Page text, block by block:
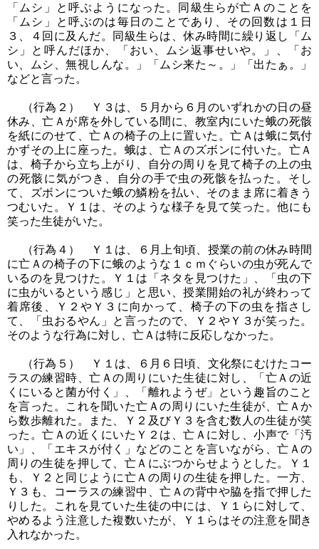
「ムシ」と呼ぶようになった。同級生らが亡Ａのことを
「ムシ」と呼ぶのは毎日のことであり、その回数は１日
３、４回に及んだ。同級生らは、休み時間に繰り返し「ム
シ」と呼んだほか、「おい、ムシ返事せいや。」、「お
い、ムシ、無視しんな。」「ムシ来た～。」「出たぁ。」
などと言った。
（行為２） Ｙ３は、５月から６月のいずれかの日の昼
休み、亡Ａが席を外している間に、教室内にいた蛾の死骸
を紙にのせて、亡Ａの椅子の上に置いた。亡Ａは蛾に気付
かずその上に座った。蛾は、亡Ａのズボンに付いた。亡Ａ
は、椅子から立ち上がり、自分の周りを見て椅子の上の虫
の死骸に気がつき、自分の手で虫の死骸を払った。そし
て、ズボンについた蛾の鱗粉を払い、そのまま席に着きう
つむいた。Ｙ１は、そのような様子を見て笑った。他にも
笑った生徒がいた。
（行為４） Ｙ１は、６月上旬頃、授業の前の休み時間
に亡Ａの椅子の下に蛾のような１ｃｍぐらいの虫が死んで
いるのを見つけた。Ｙ１は「ネタを見つけた」、「虫の下
に虫がいるという感じ」と思い、授業開始の礼が終わって
着席後、Ｙ２やＹ３に向かって、椅子の下の虫を指さし
て、「虫おるやん」と言ったので、Ｙ２やＹ３が笑った。
そのような行為に対し、亡Ａは特に反応しなかった。
（行為５） Ｙ１は、６月６日頃、文化祭にむけたコー
ラスの練習時、亡Ａの周りにいた生徒に対し、「亡Ａの近
くにいると菌が付く」、「離れようぜ」という趣旨のこと
を言った。これを聞いた亡Ａの周りにいた生徒が、亡Ａか
ら数歩離れた。また、Ｙ２及びＹ３を含む数人の生徒が笑
った。亡Ａの近くにいたＹ２は、亡Ａに対し、小声で「汚
い」、「エキスが付く」などのことを言いながら、亡Ａの
周りの生徒を押して、亡Ａにぶつからせようとした。Ｙ１
も、Ｙ２と同じように亡Ａの周りの生徒を押した。一方、
Ｙ３も、コーラスの練習中、亡Ａの背中や脇を指で押した
りした。これを見ていた生徒の中には、Ｙ１らに対して、
やめるよう注意した複数いたが、Ｙ１らはその注意を聞き
入れなかった。